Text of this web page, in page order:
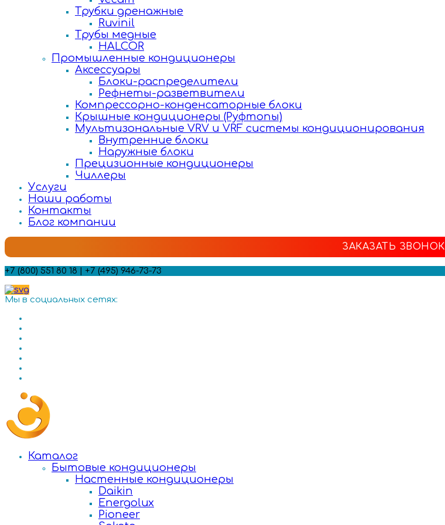
Трубки дренажные
Ruvinil
Трубы медные
HALCOR
Промышленные кондиционеры
Аксессуары
Блоки-распределители
Рефнеты-разветвители
Компрессорно-конденсаторные блоки
Крышные кондиционеры (Руфтопы)
Мультизональные VRV и VRF системы кондиционирования
Внутренние блоки
Наружные блоки
Прецизионные кондиционеры
Чиллеры
Услуги
Наши работы
Контакты
Блог компании
ЗАКАЗАТЬ ЗВОНОК
+7 (800) 551 80 18 | +7 (495) 946-73-73
Мы в социальных сетях:
Каталог
Бытовые кондиционеры
Настенные кондиционеры
Daikin
Energolux
Pioneer